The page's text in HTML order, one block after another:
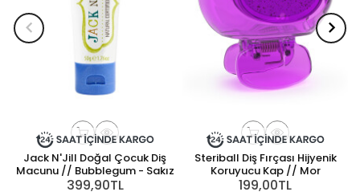
Jack N'Jill Doğal Çocuk Diş
Macunu // Bubblegum - Sakız
399,90TL
Steriball Diş Fırçası Hijyenik
Koruyucu Kap // Mor
199,00TL